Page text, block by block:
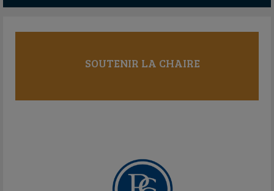
SOUTENIR LA CHAIRE